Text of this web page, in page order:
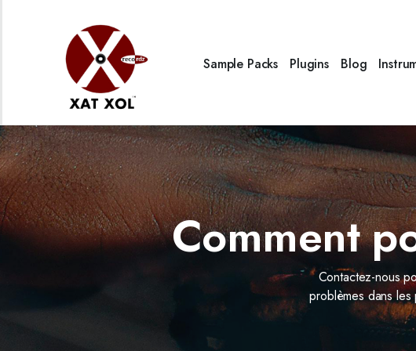
Sample Packs Plugins Blog
Comment
Contactez-nous
problèmes dans